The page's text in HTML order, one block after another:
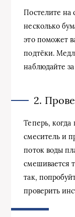
Постелите на
несколько
это поможет
подтёки.
наблюдайте
2.
Теперь,
смеситель и
поток воды
смешивается
так,
проверить